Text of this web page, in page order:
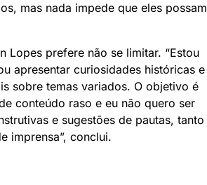
mas nada impede que eles possam
Lopes prefere não se limitar. “Estou
apresentar curiosidades históricas e
sobre temas variados. O objetivo é
conteúdo raso e eu não quero ser
e sugestões de pautas, tanto
imprensa”, conclui.